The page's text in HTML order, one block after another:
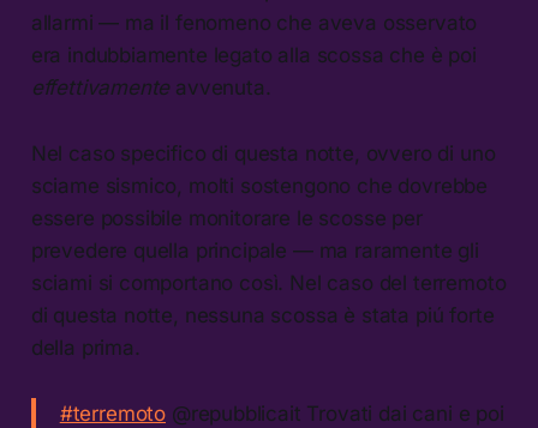
allarmi — ma il fenomeno che aveva osservato
era indubbiamente legato alla scossa che è poi
effettivamente avvenuta.
Nel caso specifico di questa notte, ovvero di uno
sciame sismico, molti sostengono che dovrebbe
essere possibile monitorare le scosse per
prevedere quella principale — ma raramente gli
sciami si comportano così. Nel caso del terremoto
di questa notte, nessuna scossa è stata piú forte
della prima.
#terremoto @repubblicait Trovati dai cani e poi